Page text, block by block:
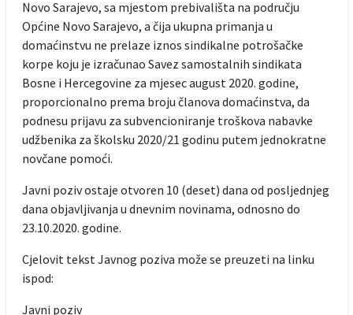
Novo Sarajevo, sa mjestom prebivališta na području
Općine Novo Sarajevo, a čija ukupna primanja u
domaćinstvu ne prelaze iznos sindikalne potrošačke
korpe koju je izračunao Savez samostalnih sindikata
Bosne i Hercegovine za mjesec august 2020. godine,
proporcionalno prema broju članova domaćinstva, da
podnesu prijavu za subvencioniranje troškova nabavke
udžbenika za školsku 2020/21 godinu putem jednokratne
novčane pomoći.
Javni poziv ostaje otvoren 10 (deset) dana od posljednjeg
dana objavljivanja u dnevnim novinama, odnosno do
23.10.2020. godine.
Cjelovit tekst Javnog poziva može se preuzeti na linku
ispod:
Javni poziv